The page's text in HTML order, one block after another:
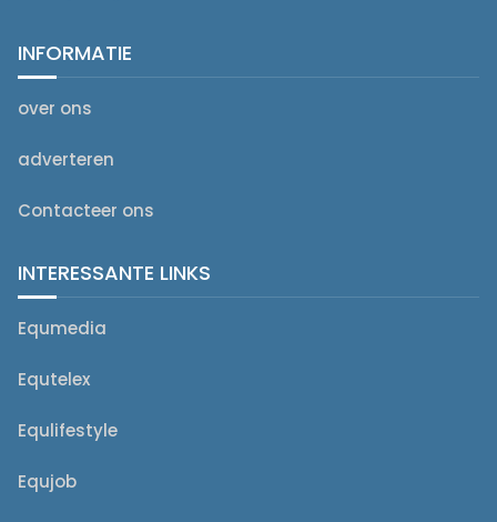
INFORMATIE
over ons
adverteren
Contacteer ons
INTERESSANTE LINKS
Equmedia
Equtelex
Equlifestyle
Equjob